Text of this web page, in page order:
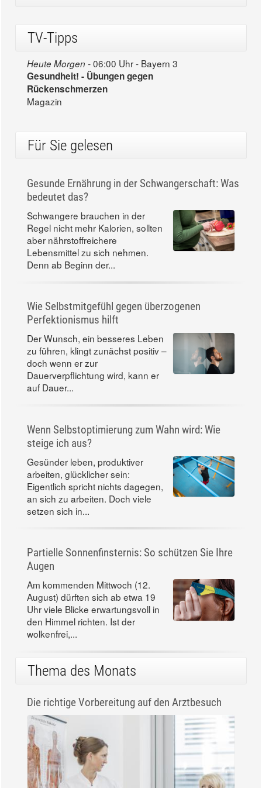
TV-Tipps
Heute Morgen -06:00 Uhr - Bayern 3
Gesundheit! - Übungen gegen
Rückenschmerzen
Magazin
Für Sie gelesen
Gesunde Ernährung in der Schwangerschaft: Was
bedeutet das?
Schwangere brauchen in der
Regel nicht mehr Kalorien, sollten
aber nährstoffreichere
Lebensmittel zu sich nehmen.
Denn ab Beginn der...
Wie Selbstmitgefühl gegen überzogenen
Perfektionismus hilft
Der Wunsch, ein besseres Leben
zu führen, klingt zunächst positiv –
doch wenn er zur
Dauerverpflichtung wird, kann er
auf Dauer...
Wenn Selbstoptimierung zum Wahn wird: Wie
steige ich aus?
Gesünder leben, produktiver
arbeiten, glücklicher sein:
Eigentlich spricht nichts dagegen,
an sich zu arbeiten. Doch viele
setzen sich in...
Partielle Sonnenfinsternis: So schützen Sie Ihre
Augen
Am kommenden Mittwoch (12.
August) dürften sich ab etwa 19
Uhr viele Blicke erwartungsvoll in
den Himmel richten. Ist der
wolkenfrei,...
Thema des Monats
Die richtige Vorbereitung auf den Arztbesuch